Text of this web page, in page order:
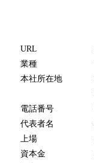
URL
業種
本社所在地
電話番号
代表者名
上場
資本金